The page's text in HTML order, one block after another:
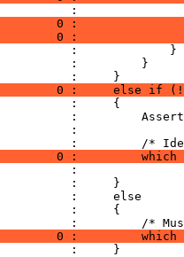
:
0 :
0 :
:             }
:         }
:     }
0 :     else if
:     {
:
:
:         /*
0 :         which
:
:     }
:     else
:     {
:         /*
0 :         which
:     }